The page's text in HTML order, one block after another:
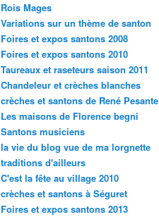
Rois Mages
Variations sur un thème de santon
Foires et expos santons 2008
Foires et expos santons 2010
Taureaux et raseteurs saison 2011
Chandeleur et crèches blanches
crèches et santons de René Pesante
Les maisons de Florence begni
Santons musiciens
la vie du blog vue de ma lorgnette
traditions d'ailleurs
C'est la fête au village 2010
crèches et santons à Séguret
Foires et expos santons 2013